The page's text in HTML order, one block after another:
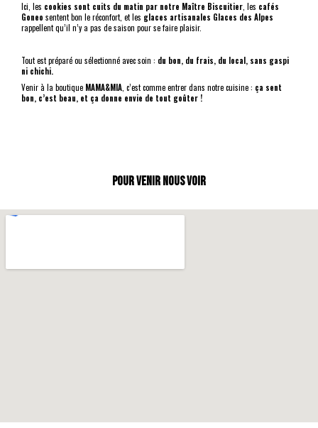
Ici, les cookies sont cuits du matin par notre Maître Biscuitier , les cafés
Goneo sentent bon le réconfort, et les glaces artisanales Glaces des Alpes
rappellent qu’il n’y a pas de saison pour se faire plaisir.
Tout est préparé ou sélectionné avec soin : du bon, du frais, du local, sans gaspi
ni chichi.
Venir à la boutique MAMA&MIA , c’est comme entrer dans notre cuisine : ça sent
bon, c’est beau, et ça donne envie de tout goûter !
Pour venir nous voir